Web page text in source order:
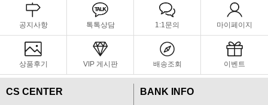
공지사항 톡톡상담 1:1문의 마이페이지
상품후기 VIP 게시판 배송조회 이벤트
CS CENTER
BANK INFO